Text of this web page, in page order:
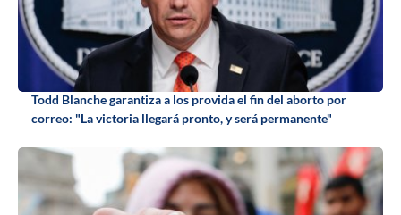
Todd Blanche garantiza a los provida el fin del aborto por
correo: "La victoria llegará pronto, y será permanente"